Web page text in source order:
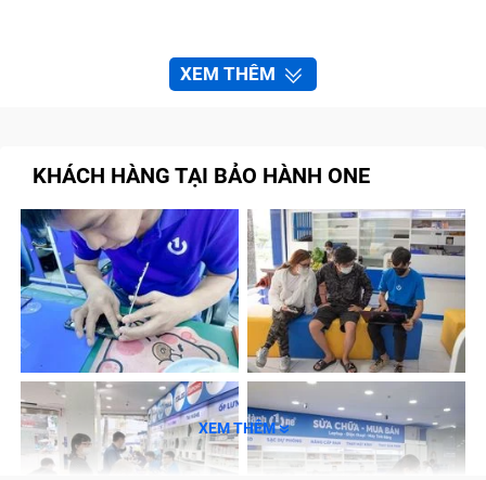
XEM THÊM
KHÁCH HÀNG TẠI BẢO HÀNH ONE
XEM THÊM